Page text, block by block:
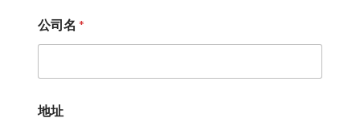
公司名 *
地址